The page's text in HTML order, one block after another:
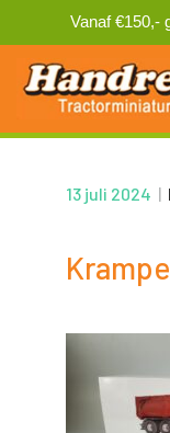
Vanaf €150,-
13 juli 2024 |
Krampe